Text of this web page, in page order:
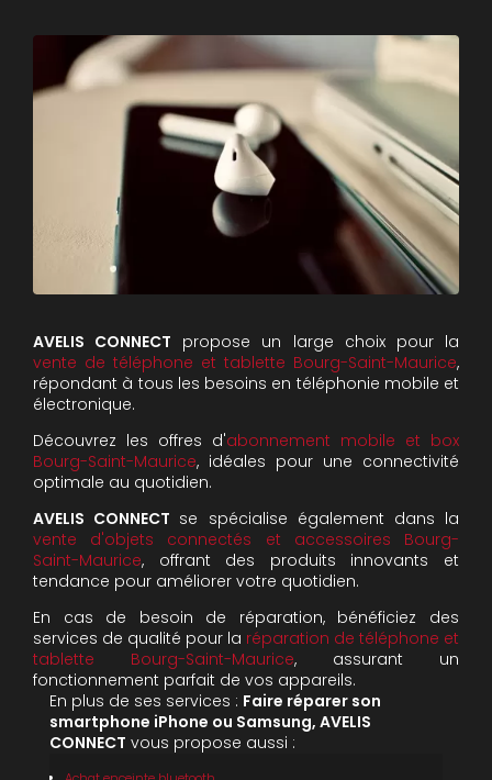
AVELIS CONNECT propose un large choix pour la
vente de téléphone et tablette Bourg-Saint-Maurice,
répondant à tous les besoins en téléphonie mobile et
électronique.
Découvrez les offres d'abonnement mobile et box
Bourg-Saint-Maurice, idéales pour une connectivité
optimale au quotidien.
AVELIS CONNECT se spécialise également dans la
vente d'objets connectés et accessoires Bourg-
Saint-Maurice, offrant des produits innovants et
tendance pour améliorer votre quotidien.
En cas de besoin de réparation, bénéficiez des
services de qualité pour la réparation de téléphone et
tablette Bourg-Saint-Maurice, assurant un
fonctionnement parfait de vos appareils.
En plus de ses services : Faire réparer son
smartphone iPhone ou Samsung, AVELIS
CONNECT vous propose aussi :